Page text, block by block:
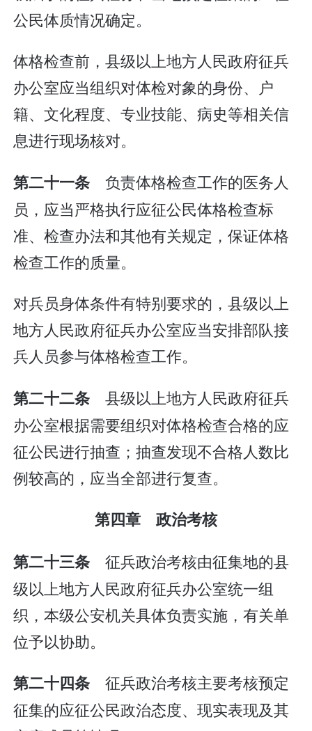
公民体质情况确定。
体格检查前，县级以上地方人民政府征兵
办公室应当组织对体检对象的身份、户
籍、文化程度、专业技能、病史等相关信
息进行现场核对。
第二十一条 负责体格检查工作的医务人
员，应当严格执行应征公民体格检查标
准、检查办法和其他有关规定，保证体格
检查工作的质量。
对兵员身体条件有特别要求的，县级以上
地方人民政府征兵办公室应当安排部队接
兵人员参与体格检查工作。
第二十二条 县级以上地方人民政府征兵
办公室根据需要组织对体格检查合格的应
征公民进行抽查；抽查发现不合格人数比
例较高的，应当全部进行复查。
第四章 政治考核
第二十三条 征兵政治考核由征集地的县
级以上地方人民政府征兵办公室统一组
织，本级公安机关具体负责实施，有关单
位予以协助。
第二十四条 征兵政治考核主要考核预定
征集的应征公民政治态度、现实表现及其